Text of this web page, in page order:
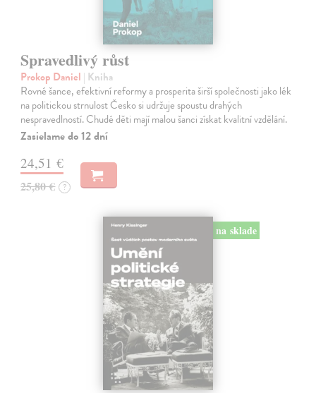
Spravedlivý růst
Prokop Daniel | Kniha
Rovné šance, efektivní reformy a prosperita širší společnosti jako lék
na politickou strnulost Česko si udržuje spoustu drahých
nespravedlností. Chudé děti mají malou šanci získat kvalitní vzdělání.
Zasielame do 12 dní
24,51 €
25,80 € ?
na sklade